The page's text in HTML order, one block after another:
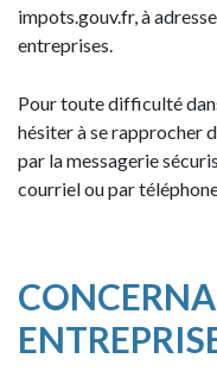
impots.gouv.fr, à
entreprises.
Pour toute difficulté
hésiter à se rapprocher
par la messagerie
courriel ou par